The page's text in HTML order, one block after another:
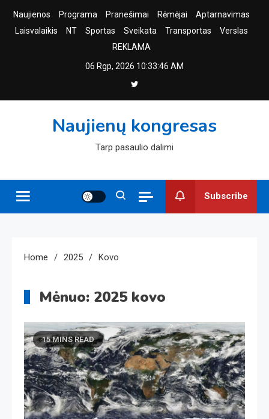
Naujienos Programa Pranešimai Rėmėjai
Aptarnavimas
Laisvalaikis
NT Sportas Sveikata Transportas
Verslas
REKLAMA
06 Rgp, 2026 10:33:47 AM
Naujienų kongresas
Tarp pasaulio dalimi
Subscribe
Home 2025 Kovo
Mėnuo: 2025 kovo
15 MINS READ